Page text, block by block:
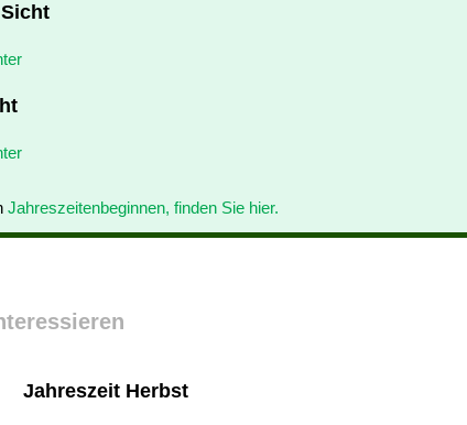
Jahreszeitenbeginnen, finden Sie hier.
Jahreszeit Herbst